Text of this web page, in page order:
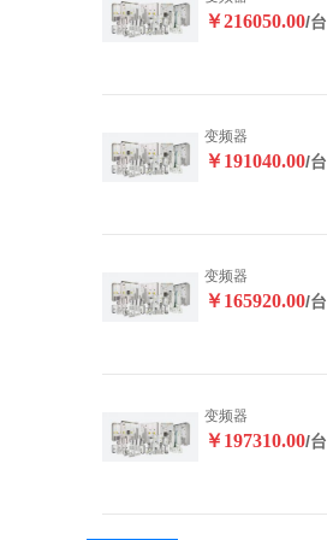
￥216050.00/台
变频器
￥191040.00/台
变频器
￥165920.00/台
变频器
￥197310.00/台